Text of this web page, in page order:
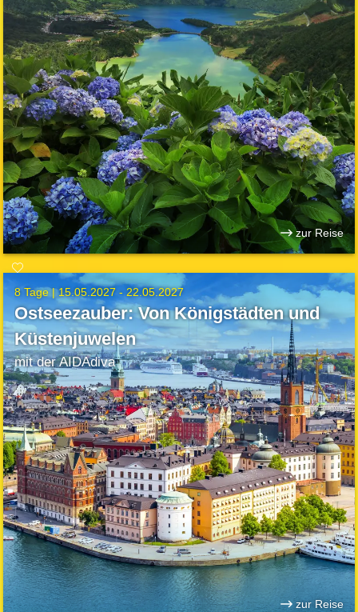
zur Reise
8 Tage |15.05.2027 - 22.05.2027
Ostseezauber: Von Königstädten und
Küstenjuwelen
mit der AIDAdiva
zur Reise